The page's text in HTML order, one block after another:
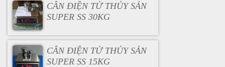
CÂN ĐIỆN TỬ THỦY SẢN
SUPER SS 30KG
CÂN ĐIỆN TỬ THỦY SẢN
SUPER SS 15KG